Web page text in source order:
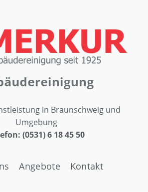
in Braunschweig und
Umgebung
(0531) 6 18 45 50
Angebote Kontakt